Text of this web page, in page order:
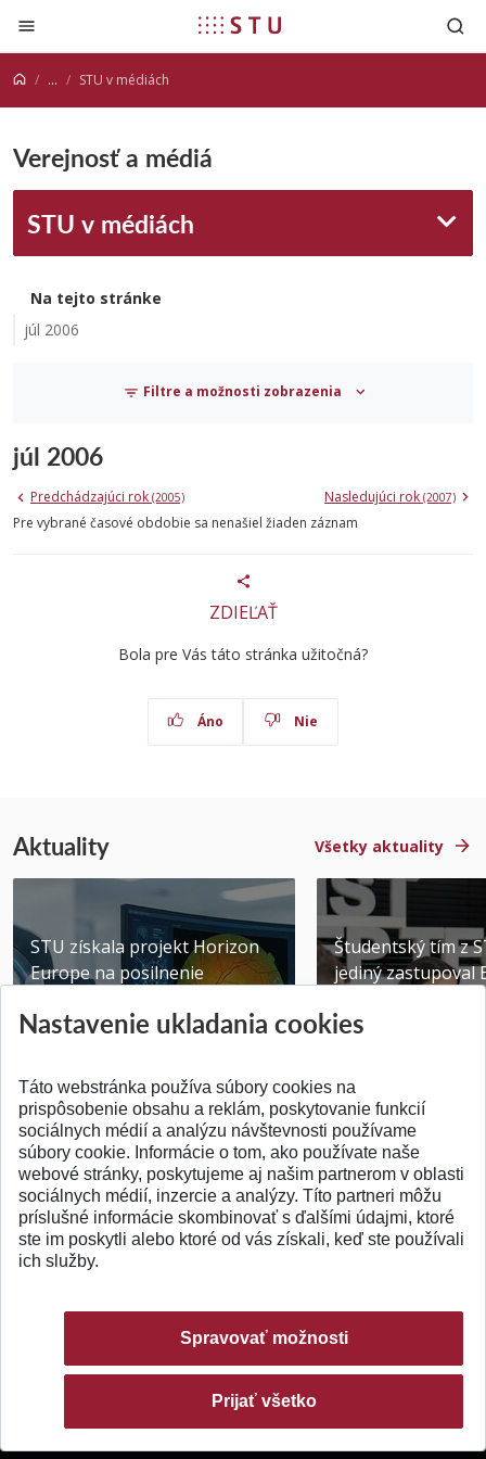
Prejsť na obsah
... STU v médiách
Verejnosť a médiá
STU v médiách
Na tejto stránke
júl 2006
Filtre a možnosti zobrazenia
júl 2006
Predchádzajúci rok (2005) Nasledujúci rok (2007)
Pre vybrané časové obdobie sa nenašiel žiaden záznam
ZDIEĽAŤ
Bola pre Vás táto stránka užitočná?
Áno Nie
Aktuality Všetky aktuality
STU získala projekt Horizon
Europe na posilnenie
Publikované 31.07.2026
Študentský tím z
jediný zastupoval
Publikované
SPÄŤ NA VRCH
Nastavenie ukladania cookies
Táto webstránka používa súbory cookies na
prispôsobenie obsahu a reklám, poskytovanie funkcií
sociálnych médií a analýzu návštevnosti používame
súbory cookie. Informácie o tom, ako používate naše
webové stránky, poskytujeme aj našim partnerom v oblasti
sociálnych médií, inzercie a analýzy. Títo partneri môžu
príslušné informácie skombinovať s ďalšími údajmi, ktoré
ste im poskytli alebo ktoré od vás získali, keď ste používali
ich služby.
Spravovať možnosti
Prijať všetko